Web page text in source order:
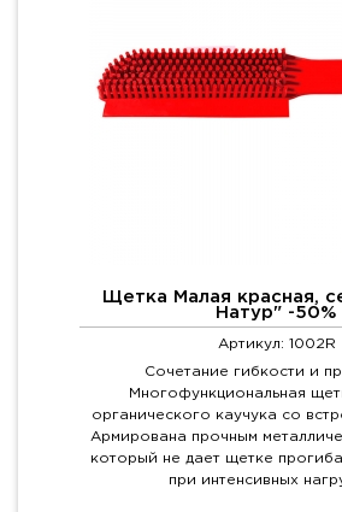
Щетка Малая красная,
Натур" -50%
Артикул: 1002R
Сочетание гибкости и
Многофункциональная
органического каучука со
Армирована прочным
который не дает щетке
при интенсивных